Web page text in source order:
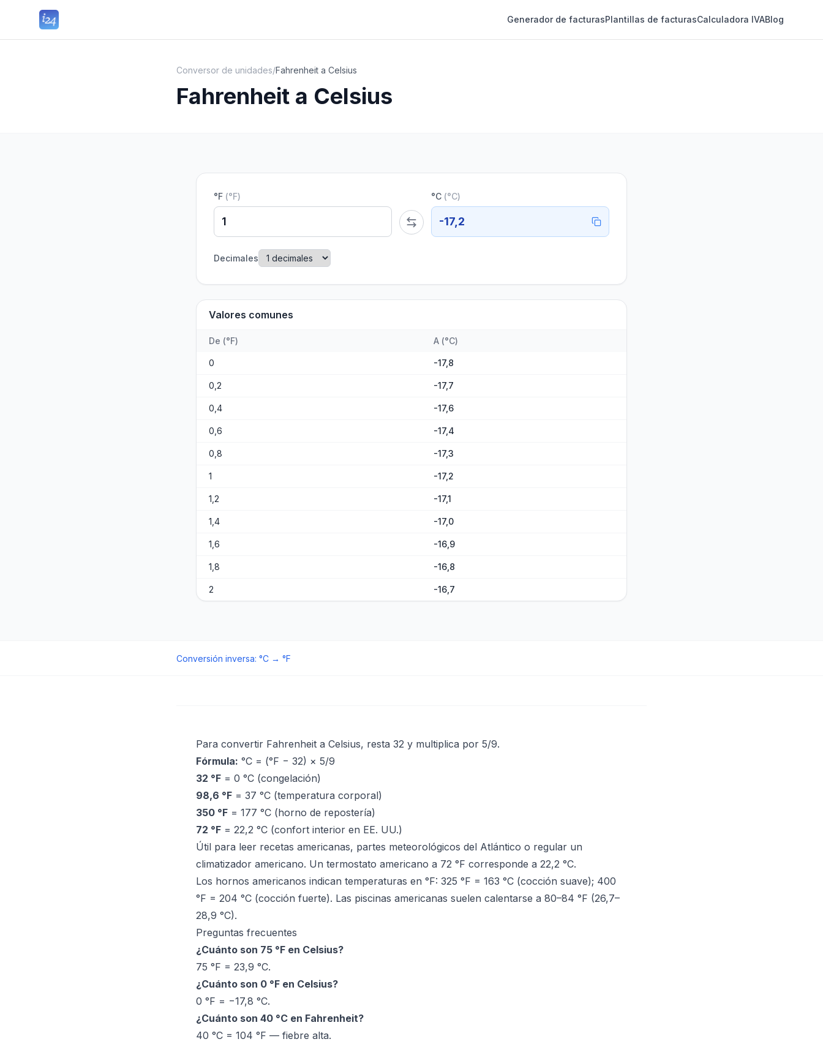
Generador de facturasPlantillas de facturasCalculadora IVABlog
Conversor de unidades/Fahrenheit a Celsius
Fahrenheit a Celsius
°F (°F) °C (°C)
-17,2
Decimales
Valores comunes
De (°F) A (°C)
0 -17,8
0,2 -17,7
0,4 -17,6
0,6 -17,4
0,8 -17,3
1 -17,2
1,2 -17,1
1,4 -17,0
1,6 -16,9
1,8 -16,8
2 -16,7
Conversión inversa: °C → °F
Para convertir Fahrenheit a Celsius, resta 32 y multiplica por 5/9.
Fórmula: °C = (°F − 32) × 5/9
32 °F = 0 °C (congelación)
98,6 °F = 37 °C (temperatura corporal)
350 °F = 177 °C (horno de repostería)
72 °F = 22,2 °C (confort interior en EE. UU.)
Útil para leer recetas americanas, partes meteorológicos del Atlántico o regular un
climatizador americano. Un termostato americano a 72 °F corresponde a 22,2 °C.
Los hornos americanos indican temperaturas en °F: 325 °F = 163 °C (cocción suave); 400
°F = 204 °C (cocción fuerte). Las piscinas americanas suelen calentarse a 80–84 °F (26,7–
28,9 °C).
Preguntas frecuentes
¿Cuánto son 75 °F en Celsius?
75 °F = 23,9 °C.
¿Cuánto son 0 °F en Celsius?
0 °F = −17,8 °C.
¿Cuánto son 40 °C en Fahrenheit?
40 °C = 104 °F — fiebre alta.